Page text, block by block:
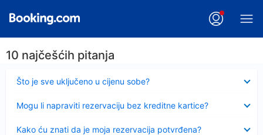
10 najčešćih pitanja
Što je sve uključeno u cijenu sobe?
Sažeto
Mogu li napraviti rezervaciju bez kreditne kartice?
Kako ću znati da je moja rezervacija potvrđena?